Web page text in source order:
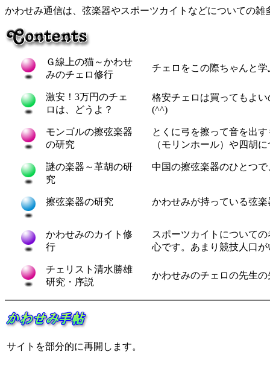
かわせみ通信は、弦楽器やスポーツカイトなどについての雑
Ｇ線上の猫～かわせ
みのチェロ修行
チェロをこの際ちゃんと
激安！3万円のチェ
ロは、どうよ？
格安チェロは買ってもよ
(^^)
モンゴルの擦弦楽器
の研究
とくに弓を擦って音を出
（モリンホール）や四胡
謎の楽器～革胡の研
究
中国の擦弦楽器のひとつ
擦弦楽器の研究 かわせみが持っている弦
かわせみのカイト修
行
スポーツカイトについて
心です。あまり競技人口
チェリスト清水勝雄
研究・序説
かわせみのチェロの先生
サイトを部分的に再開します。